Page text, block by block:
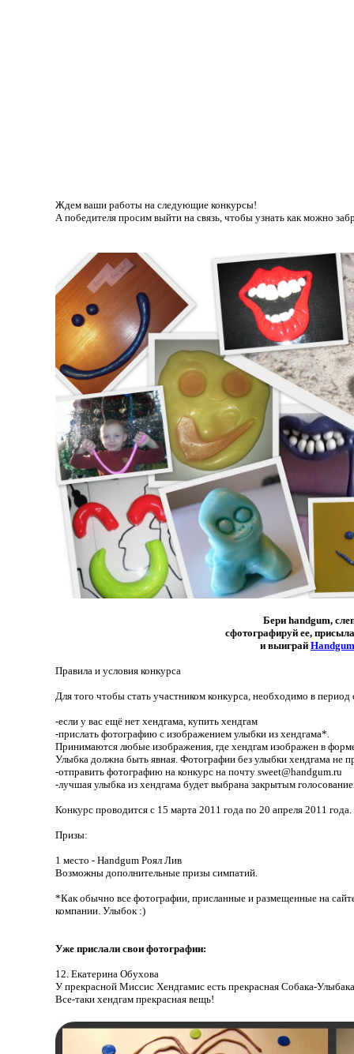
Ждем ваши работы на следующие конкурсы!
А победителя просим выйти на связь, чтобы узнать как можно
Бери handgum,
сфотографируй ее,
и выиграй
Правила и условия конкурса
Для того чтобы стать участником конкурса, необходимо в
-если у вас ещё нет хендгама, купить хендгам
-прислать фотографию с изображением улыбки из хендгама*.
Принимаются любые изображения, где хендгам изображен в
Улыбка должна быть явная. Фотографии без улыбки хендгама не
-отправить фотографию на конкурс на почту sweet@handgum.ru
-лучшая улыбка из хендгама будет выбрана закрытым
Конкурс проводится с 15 марта 2011 года по 20 апреля 2011 года.
Призы:
1 место - Handgum Роял Лив
Возможны дополнительные призы симпатий.
*Как обычно все фотографии, присланные и размещенные на
компании. Улыбок :)
Уже прислали свои фотографии:
12. Екатерина Обухова
У прекрасной Миссис Хендгамис есть прекрасная Собака-
Все-таки хендгам прекрасная вещь!